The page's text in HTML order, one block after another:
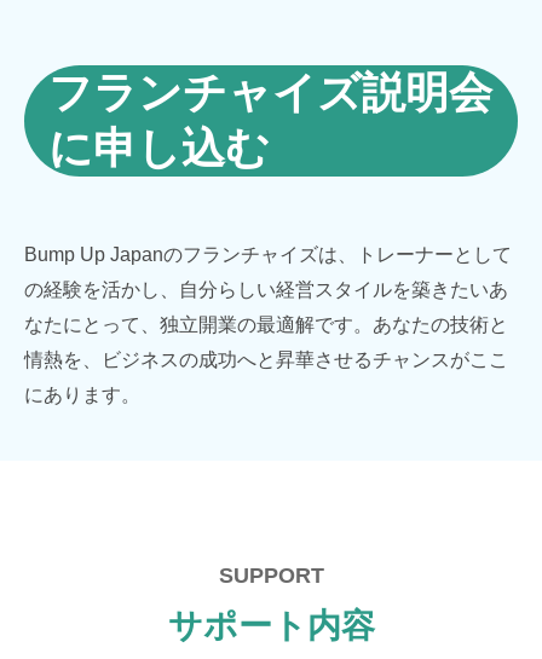
フランチャイズ説明会
に申し込む
Bump Up Japanのフランチャイズは、トレーナーとして
の経験を活かし、自分らしい経営スタイルを築きたいあ
なたにとって、独立開業の最適解です。あなたの技術と
情熱を、ビジネスの成功へと昇華させるチャンスがここ
にあります。
SUPPORT
サポート内容